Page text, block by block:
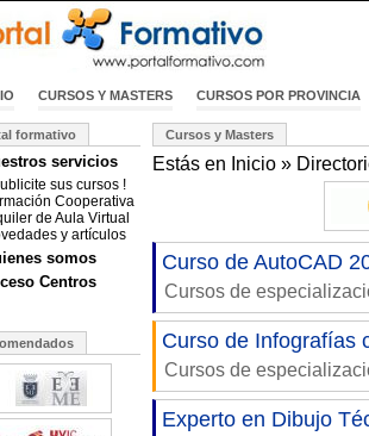
CURSOS Y MASTERS CURSOS POR PROVINCIA
formativo
servicios
sus cursos !
Cooperativa
de Aula Virtual
y artículos
somos
Centros
Cursos y Masters
Estás en Inicio »
Curso de AutoCAD
Cursos de
Curso de Infografías
Cursos de
Experto en Dibujo